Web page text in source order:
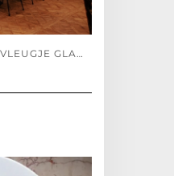
MISS JONES | COCKTAILS, SFEER & VLEUGJE GLAMOUR